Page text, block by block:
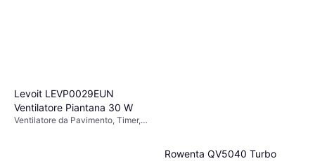
Levoit LEVP0029EUN
Ventilatore Piantana 30 W
Ventilatore da Pavimento, Timer,
Rowenta QV5040 Turbo